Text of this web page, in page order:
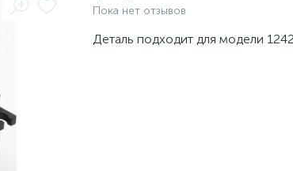
Пока нет отзывов
Деталь подходит для модели